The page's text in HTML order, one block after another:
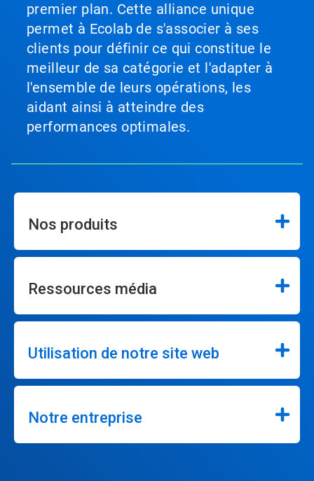
premier plan. Cette alliance unique
permet à Ecolab de s'associer à ses
clients pour définir ce qui constitue le
meilleur de sa catégorie et l'adapter à
l'ensemble de leurs opérations, les
aidant ainsi à atteindre des
performances optimales.
Nos produits
Ressources média
Utilisation de notre site web
Notre entreprise